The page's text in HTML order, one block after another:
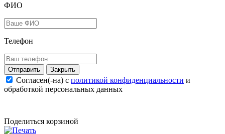
ФИО
Телефон
Закрыть
Согласен(-на) c политикой конфиденциальности и
обработкой персональных данных
Поделиться корзиной